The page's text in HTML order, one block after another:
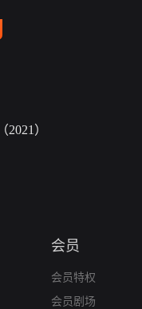
2021）
会员
会员特权
会员剧场